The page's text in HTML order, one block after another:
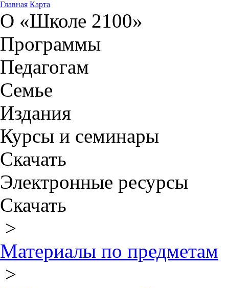
Главная Карта
О «Школе 2100»
Программы
Педагогам
Семье
Издания
Курсы и семинары
Скачать
Электронные ресурсы
Скачать
>
Материалы по предметам
>